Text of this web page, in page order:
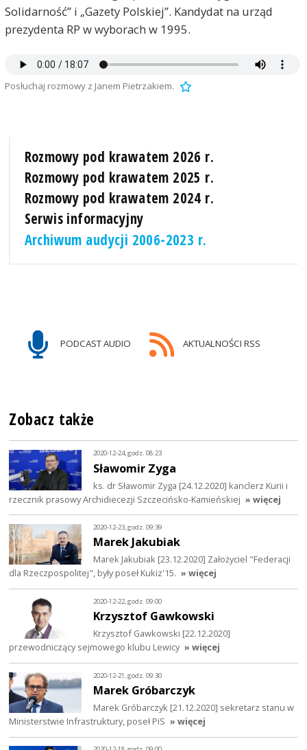
Solidarność” i „Gazety Polskiej”. Kandydat na urząd
prezydenta RP w wyborach w 1995.
Posłuchaj rozmowy z Janem Pietrzakiem.
Rozmowy pod krawatem 2026 r.
Rozmowy pod krawatem 2025 r.
Rozmowy pod krawatem 2024 r.
Serwis informacyjny
Archiwum audycji 2006-2023 r.
PODCAST AUDIO AKTUALNOŚCI RSS
Zobacz także
2020-12-24, godz. 08:23
Sławomir Zyga
ks. dr Sławomir Zyga [24.12.2020] kanclerz Kurii i
rzecznik prasowy Archidiecezji Szczecińsko-Kamieńskiej » więcej
2020-12-23, godz. 09:39
Marek Jakubiak
Marek Jakubiak [23.12.2020] Założyciel "Federacji
dla Rzeczpospolitej", były poseł Kukiz'15. » więcej
2020-12-22, godz. 09:00
Krzysztof Gawkowski
Krzysztof Gawkowski [22.12.2020]
przewodniczący sejmowego klubu Lewicy » więcej
2020-12-21, godz. 09:30
Marek Gróbarczyk
Marek Gróbarczyk [21.12.2020] sekretarz stanu w
Ministerstwie Infrastruktury, poseł PiS » więcej